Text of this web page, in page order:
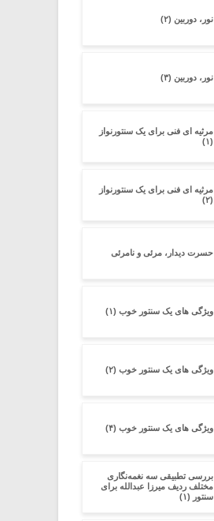
نور، دوربین (۲)
نور، دوربین (۳)
مرثیه ای فنی برای یک سنتورنواز
(۱)
مرثیه ای فنی برای یک سنتورنواز
(۲)
حسرت دیدار، مرئی و نامرئی
ویژگی های یک سنتور خوب (۱)
ویژگی های یک سنتور خوب (۲)
ویژگی های یک سنتور خوب (۴)
بررسی تطبیقی سه نغمه‌نگاری
مختلف ردیف میرزا عبدالله برای
سنتور (۱)